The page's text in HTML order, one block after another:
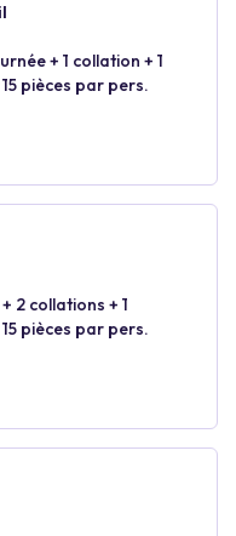
+ 1 collation + 1
pièces par pers.
2 collations + 1
pièces par pers.